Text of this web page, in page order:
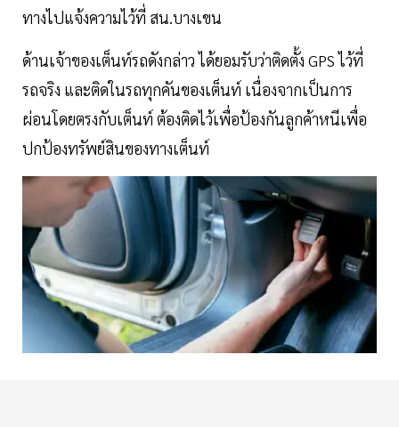
ทางไปแจ้งความไว้ที่ สน.บางเขน
ด้านเจ้าของเต็นท์รถดังกล่าว ได้ยอมรับว่าติดตั้ง GPS ไว้ที่
รถจริง และติดในรถทุกคันของเต็นท์ เนื่องจากเป็นการ
ผ่อนโดยตรงกับเต็นท์ ต้องติดไว้เพื่อป้องกันลูกค้าหนีเพื่อ
ปกป้องทรัพย์สินของทางเต็นท์